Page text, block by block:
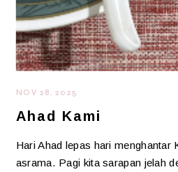
NOV 28, 2025
Ahad Kami
Hari Ahad lepas hari menghantar
asrama. Pagi kita sarapan jelah